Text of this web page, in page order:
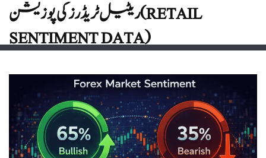
ریٹیل ٹریڈرز کی پوزیشن (RETAIL
SENTIMENT DATA)